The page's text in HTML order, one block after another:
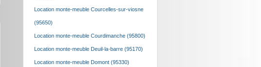
Location monte-meuble Courcelles-sur-viosne
(95650)
Location monte-meuble Courdimanche (95800)
Location monte-meuble Deuil-la-barre (95170)
Location monte-meuble Domont (95330)